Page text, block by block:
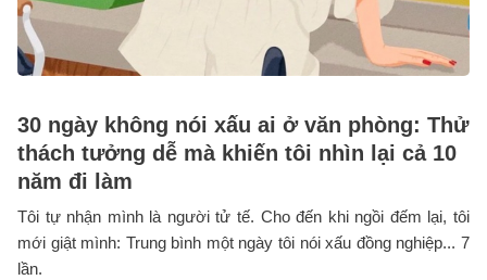
30 ngày không nói xấu ai ở văn phòng: Thử
thách tưởng dễ mà khiến tôi nhìn lại cả 10
năm đi làm
Tôi tự nhận mình là người tử tế. Cho đến khi ngồi đếm lại, tôi
mới giật mình: Trung bình một ngày tôi nói xấu đồng nghiệp... 7
lần.